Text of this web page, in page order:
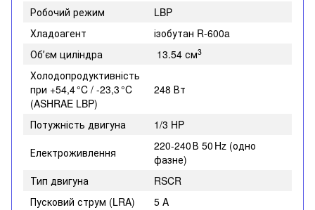
Робочий режим
LBP
Хладоагент
ізобутан R-600a
Обʼєм циліндра
13.54 см3
Холодопродуктивність
при +54,4 °C / -23,3 °C
(ASHRAE LBP)
248 Вт
Потужність двигуна
1/3 HP
Електроживлення
220‑240 В 50 Hz (одно
фазне)
Тип двигуна
RSCR
Пусковий струм (LRA)
5 A